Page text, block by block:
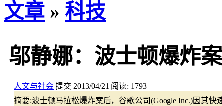
文章 » 科技
邬静娜：波士顿爆炸
人文与社会 提交 2013/04/21 阅读: 1793
摘要:波士顿马拉松爆炸案后，谷歌公司(Google Inc.)因其